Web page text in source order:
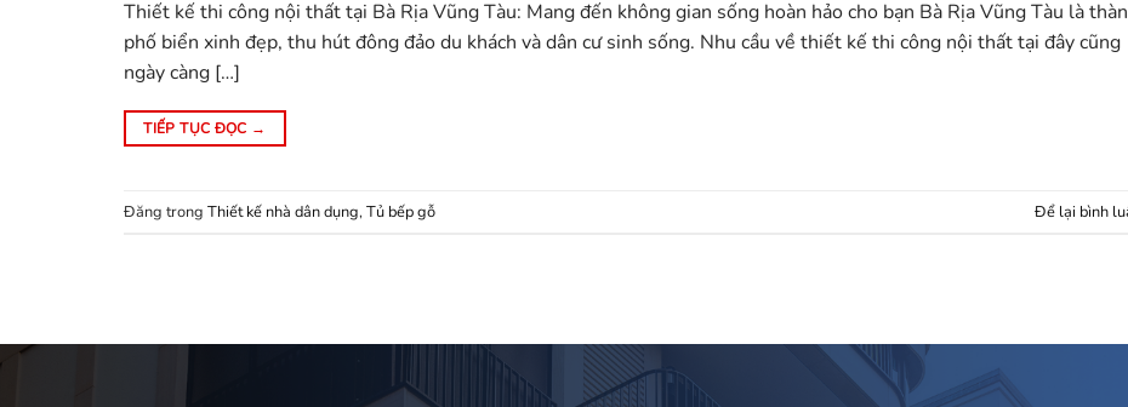
Thiết kế thi công nội thất tại Bà Rịa Vũng Tàu: Mang đến không gian sống hoàn hảo cho bạn Bà Rịa Vũng Tàu là
phố biển xinh đẹp, thu hút đông đảo du khách và dân cư sinh sống. Nhu cầu về thiết kế thi công nội thất tại đây cũng
ngày càng […]
TIẾP TỤC ĐỌC →
Đăng trong Thiết kế nhà dân dụng, Tủ bếp gỗ Để lại bình